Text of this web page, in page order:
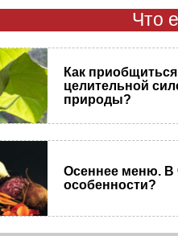
Что
Как приобщиться
целительной
природы?
Осеннее меню. В
особенности?